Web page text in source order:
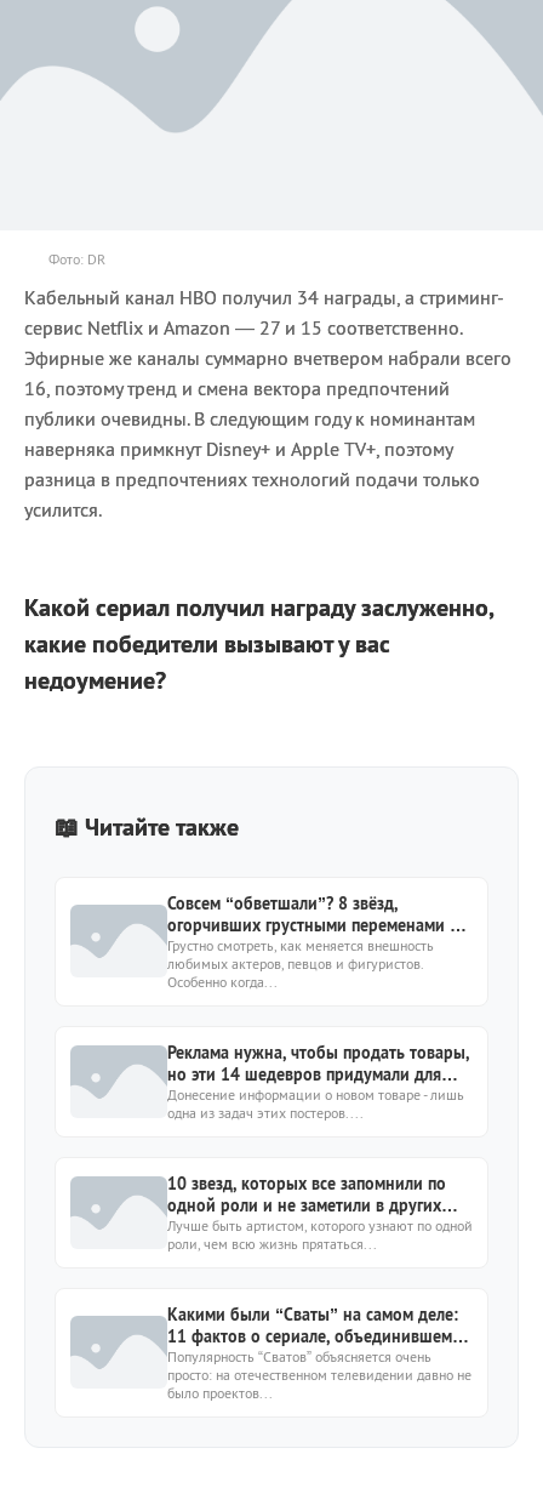
Фото: DR
Кабельный канал НВО получил 34 награды, а стриминг-
сервис Netflix и Amazon — 27 и 15 соответственно.
Эфирные же каналы суммарно вчетвером набрали всего
16, поэтому тренд и смена вектора предпочтений
публики очевидны. В следующим году к номинантам
наверняка примкнут Disney+ и Apple TV+, поэтому
разница в предпочтениях технологий подачи только
усилится.
Какой сериал получил награду заслуженно,
какие победители вызывают у вас
недоумение?
📖 Читайте также
Совсем “обветшали”? 8 звёзд,
огорчивших грустными переменами во
внешности
Грустно смотреть, как меняется внешность
любимых актеров, певцов и фигуристов.
Особенно когда...
Реклама нужна, чтобы продать товары,
но эти 14 шедевров придумали для
удовольствия
Донесение информации о новом товаре - лишь
одна из задач этих постеров....
10 звезд, которых все запомнили по
одной роли и не заметили в других
фильмах
Лучше быть артистом, которого узнают по одной
роли, чем всю жизнь прятаться...
Какими были “Сваты” на самом деле:
11 фактов о сериале, объединившем
поколения
Популярность “Сватов” объясняется очень
просто: на отечественном телевидении давно не
было проектов...